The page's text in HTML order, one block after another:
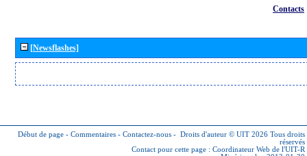
Contacts
[Newsflashes]
Début de page - Commentaires - Contactez-nous - Droits d'auteur © UIT 2026 Tous droits
réservés
Contact pour cette page : Coordinateur Web de l'UIT-R